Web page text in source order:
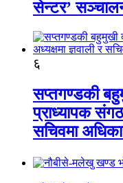
सेन्टर’
६
सप्तगण्डकी
प्राध्यापक
सचिवमा